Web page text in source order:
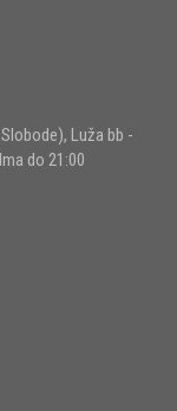
Luža bb -
do 21:00